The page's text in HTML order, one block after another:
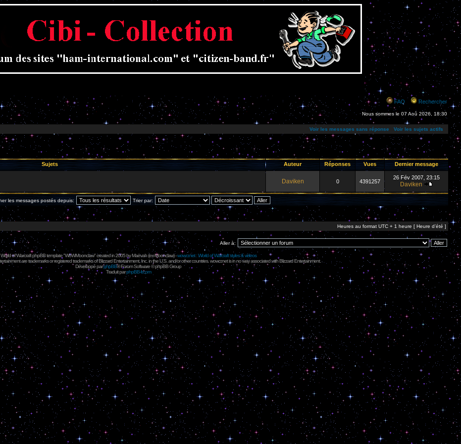
FAQ Rechercher
Nous sommes le 07 Aoû 2026, 18:30
Voir les messages sans réponse Voir les sujets actifs
Sujets Auteur Réponses Vues Dernier message
Daviken 0 4391257
26 Fév 2007, 23:15
Daviken
les messages postés depuis:
Trier par:
Heures au format UTC + 1 heure [ Heure d’été ]
Aller à:
World of Warcraft phpBB template "WoWMoonclaw" created in 2005 byMaëvah(ex-Moonclaw) -wowcr.net : World of Warcraft styles & videos
are trademarks or registered trademarks of Blizzard Entertainment, Inc. in the U.S. and/or other countries. wowcr.net is in no way associated with Blizzard Entertainment.
Développé parphpBB® Forum Software © phpBB Group
Traduit parphpBB-fr.com